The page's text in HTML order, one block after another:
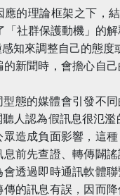
應的理論框架之下，
「社群保護動機」的
知來調整自己的態度
新聞時，會擔心自
型態的媒體會引發不
人認為假訊息很氾濫
造成負面影響，這
前先查證、轉傳闢
透過即時通訊軟體
的訊息有誤，因而